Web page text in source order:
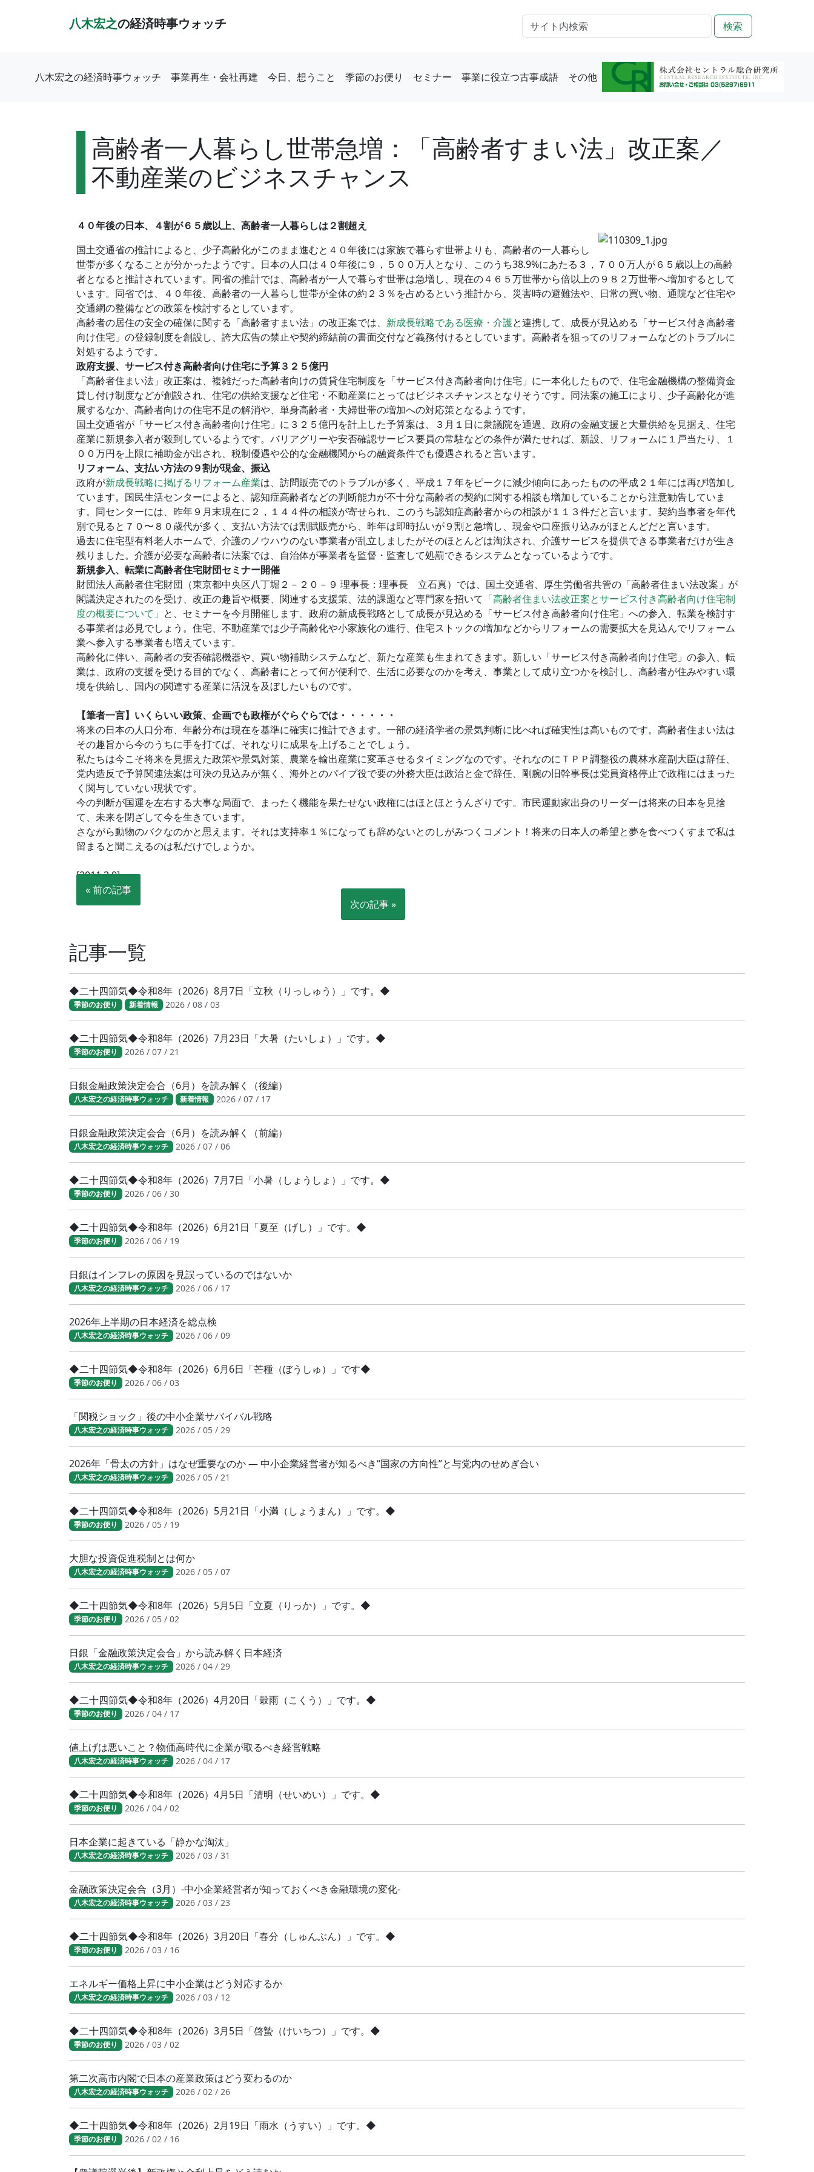
八木宏之の経済時事ウォッチ 検索
八木宏之の経済時事ウォッチ 事業再生・会社再建 今日、想うこと 季節のお便り セミナー 事業に役立つ古事成語 その他
高齢者一人暮らし世帯急増：「高齢者すまい法」改正案／
不動産業のビジネスチャンス
４０年後の日本、４割が６５歳以上、高齢者一人暮らしは２割超え
国土交通省の推計によると、少子高齢化がこのまま進むと４０年後には家族で暮らす世帯よりも、高齢者の一人暮らし
世帯が多くなることが分かったようです。日本の人口は４０年後に９，５００万人となり、このうち38.9%にあたる３，７００万人が６５歳以上の高齢
者となると推計されています。同省の推計では、高齢者が一人で暮らす世帯は急増し、現在の４６５万世帯から倍以上の９８２万世帯へ増加するとして
います。同省では、４０年後、高齢者の一人暮らし世帯が全体の約２３％を占めるという推計から、災害時の避難法や、日常の買い物、通院など住宅や
交通網の整備などの政策を検討するとしています。
高齢者の居住の安全の確保に関する「高齢者すまい法」の改正案では、 新成長戦略である医療・介護と連携して、成長が見込める「サービス付き高齢者
向け住宅」の登録制度を創設し、誇大広告の禁止や契約締結前の書面交付など義務付けるとしています。高齢者を狙ってのリフォームなどのトラブルに
対処するようです。
政府支援、サービス付き高齢者向け住宅に予算３２５億円
「高齢者住まい法」改正案は、複雑だった高齢者向けの賃貸住宅制度を「サービス付き高齢者向け住宅」に一本化したもので、住宅金融機構の整備資金
貸し付け制度などが創設され、住宅の供給支援など住宅・不動産業にとってはビジネスチャンスとなりそうです。同法案の施工により、少子高齢化が進
展するなか、高齢者向けの住宅不足の解消や、単身高齢者・夫婦世帯の増加への対応策となるようです。
国土交通省が「サービス付き高齢者向け住宅」に３２５億円を計上した予算案は、３月１日に衆議院を通過、政府の金融支援と大量供給を見据え、住宅
産業に新規参入者が殺到しているようです。バリアグリーや安否確認サービス要員の常駐などの条件が満たせれば、新設、リフォームに１戸当たり、１
００万円を上限に補助金が出され、税制優遇や公的な金融機関からの融資条件でも優遇されると言います。
リフォーム、支払い方法の９割が現金、振込
政府が新成長戦略に掲げるリフォーム産業は、訪問販売でのトラブルが多く、平成１７年をピークに減少傾向にあったものの平成２１年には再び増加し
ています。国民生活センターによると、認知症高齢者などの判断能力が不十分な高齢者の契約に関する相談も増加していることから注意勧告していま
す。同センターには、昨年９月末現在に２，１４４件の相談が寄せられ、このうち認知症高齢者からの相談が１１３件だと言います。契約当事者を年代
別で見ると７０〜８０歳代が多く、支払い方法では割賦販売から、昨年は即時払いが９割と急増し、現金や口座振り込みがほとんどだと言います。
過去に住宅型有料老人ホームで、介護のノウハウのない事業者が乱立しましたがそのほとんどは淘汰され、介護サービスを提供できる事業者だけが生き
残りました。介護が必要な高齢者に法案では、自治体が事業者を監督・監査して処罰できるシステムとなっているようです。
新規参入、転業に高齢者住宅財団セミナー開催
財団法人高齢者住宅財団（東京都中央区八丁堀２－２０－９ 理事長：理事長 立石真）では、国土交通省、厚生労働省共管の「高齢者住まい法改案」が
閣議決定されたのを受け、改正の趣旨や概要、関連する支援策、法的課題など専門家を招いて 「高齢者住まい法改正案とサービス付き高齢者向け住宅制
度の概要について」 と、セミナーを今月開催します。政府の新成長戦略として成長が見込める「サービス付き高齢者向け住宅」への参入、転業を検討す
る事業者は必見でしょう。住宅、不動産業では少子高齢化や小家族化の進行、住宅ストックの増加などからリフォームの需要拡大を見込んでリフォーム
業へ参入する事業者も増えています。
高齢化に伴い、高齢者の安否確認機器や、買い物補助システムなど、新たな産業も生まれてきます。新しい「サービス付き高齢者向け住宅」の参入、転
業は、政府の支援を受ける目的でなく、高齢者にとって何が便利で、生活に必要なのかを考え、事業として成り立つかを検討し、高齢者が住みやすい環
境を供給し、国内の関連する産業に活況を及ぼしたいものです。
【筆者一言】いくらいい政策、企画でも政権がぐらぐらでは・・・・・・
将来の日本の人口分布、年齢分布は現在を基準に確実に推計できます。一部の経済学者の景気判断に比べれば確実性は高いものです。高齢者住まい法は
その趣旨から今のうちに手を打てば、それなりに成果を上げることでしょう。
私たちは今こそ将来を見据えた政策や景気対策、農業を輸出産業に変革させるタイミングなのです。それなのにＴＰＰ調整役の農林水産副大臣は辞任、
党内造反で予算関連法案は可決の見込みが無く、海外とのパイプ役で要の外務大臣は政治と金で辞任、剛腕の旧幹事長は党員資格停止で政権にはまった
く関与していない現状です。
今の判断が国運を左右する大事な局面で、まったく機能を果たせない政権にはほとほとうんざりです。市民運動家出身のリーダーは将来の日本を見捨
て、未来を閉ざして今を生きています。
さながら動物のバクなのかと思えます。それは支持率１％になっても辞めないとのしがみつくコメント！将来の日本人の希望と夢を食べつくすまで私は
留まると聞こえるのは私だけでしょうか。
[2011.3.9]
« 前の記事
次の記事 »
記事一覧
◆二十四節気◆令和8年（2026）8月7日「立秋（りっしゅう）」です。◆
季節のお便り 新着情報 2026 / 08 / 03
◆二十四節気◆令和8年（2026）7月23日「大暑（たいしょ）」です。◆
季節のお便り 2026 / 07 / 21
日銀金融政策決定会合（6月）を読み解く（後編）
八木宏之の経済時事ウォッチ 新着情報 2026 / 07 / 17
日銀金融政策決定会合（6月）を読み解く（前編）
八木宏之の経済時事ウォッチ 2026 / 07 / 06
◆二十四節気◆令和8年（2026）7月7日「小暑（しょうしょ）」です。◆
季節のお便り 2026 / 06 / 30
◆二十四節気◆令和8年（2026）6月21日「夏至（げし）」です。◆
季節のお便り 2026 / 06 / 19
日銀はインフレの原因を見誤っているのではないか
八木宏之の経済時事ウォッチ 2026 / 06 / 17
2026年上半期の日本経済を総点検
八木宏之の経済時事ウォッチ 2026 / 06 / 09
◆二十四節気◆令和8年（2026）6月6日「芒種（ぼうしゅ）」です◆
季節のお便り 2026 / 06 / 03
「関税ショック」後の中小企業サバイバル戦略
八木宏之の経済時事ウォッチ 2026 / 05 / 29
2026年「骨太の方針」はなぜ重要なのか ― 中小企業経営者が知るべき“国家の方向性”と与党内のせめぎ合い
八木宏之の経済時事ウォッチ 2026 / 05 / 21
◆二十四節気◆令和8年（2026）5月21日「小満（しょうまん）」です。◆
季節のお便り 2026 / 05 / 19
大胆な投資促進税制とは何か
八木宏之の経済時事ウォッチ 2026 / 05 / 07
◆二十四節気◆令和8年（2026）5月5日「立夏（りっか）」です。◆
季節のお便り 2026 / 05 / 02
日銀「金融政策決定会合」から読み解く日本経済
八木宏之の経済時事ウォッチ 2026 / 04 / 29
◆二十四節気◆令和8年（2026）4月20日「穀雨（こくう）」です。◆
季節のお便り 2026 / 04 / 17
値上げは悪いこと？物価高時代に企業が取るべき経営戦略
八木宏之の経済時事ウォッチ 2026 / 04 / 17
◆二十四節気◆令和8年（2026）4月5日「清明（せいめい）」です。◆
季節のお便り 2026 / 04 / 02
日本企業に起きている「静かな淘汰」
八木宏之の経済時事ウォッチ 2026 / 03 / 31
金融政策決定会合（3月）-中小企業経営者が知っておくべき金融環境の変化-
八木宏之の経済時事ウォッチ 2026 / 03 / 23
◆二十四節気◆令和8年（2026）3月20日「春分（しゅんぶん）」です。◆
季節のお便り 2026 / 03 / 16
エネルギー価格上昇に中小企業はどう対応するか
八木宏之の経済時事ウォッチ 2026 / 03 / 12
◆二十四節気◆令和8年（2026）3月5日「啓蟄（けいちつ）」です。◆
季節のお便り 2026 / 03 / 02
第二次高市内閣で日本の産業政策はどう変わるのか
八木宏之の経済時事ウォッチ 2026 / 02 / 26
◆二十四節気◆令和8年（2026）2月19日「雨水（うすい）」です。◆
季節のお便り 2026 / 02 / 16